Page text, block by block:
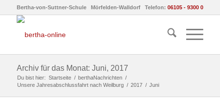
Bertha-von-Suttner-Schule Mörfelden-Walldorf Telefon: 06105 - 9300 0
Archiv für das Monat: Juni, 2017
Du bist hier: Startseite / berthaNachrichten /
Unsere Jahresabschlussfahrt nach Weilburg / 2017 / Juni